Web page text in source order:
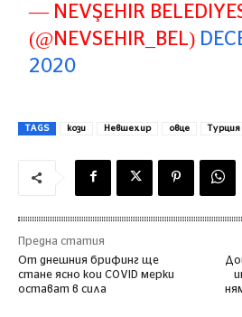
— NEVŞEHIR
(@NEVSEHIR_BEL)
2020
TAGS кози Невшехир овце Турция
Предна статия
От днешния брифинг ще
стане ясно кои COVID мерки
остават в сила